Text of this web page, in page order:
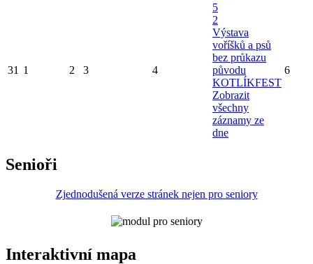
31 1 2 3 4
5
2
Výstava
voříšků a psů
bez průkazu
původu
KOTLÍKFEST
Zobrazit
všechny
záznamy ze
dne
6
Senioři
Zjednodušená verze stránek nejen pro seniory
Interaktivní mapa